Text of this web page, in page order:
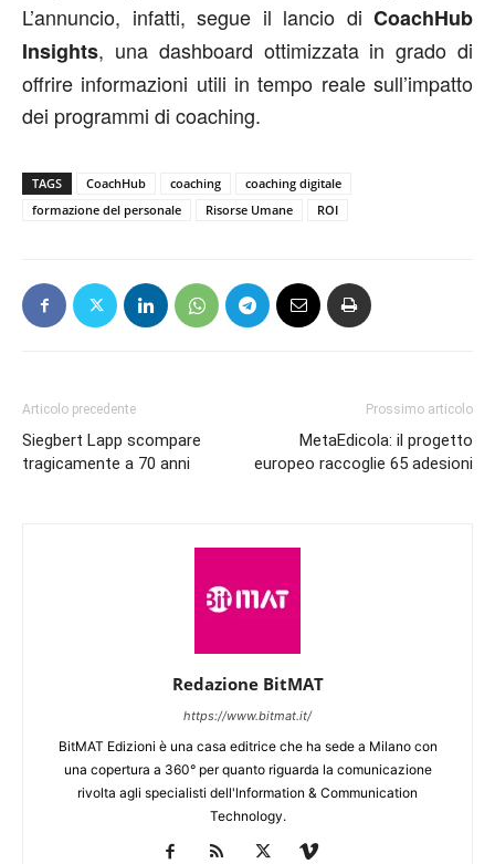
L’annuncio, infatti, segue il lancio di CoachHub
Insights, una dashboard ottimizzata in grado di
offrire informazioni utili in tempo reale sull’impatto
dei programmi di coaching.
TAGS CoachHub coaching
coaching digitale
formazione del personale
Risorse Umane ROI
Articolo precedente
Siegbert Lapp scompare
tragicamente a 70 anni
Prossimo articolo
MetaEdicola: il progetto
europeo raccoglie 65 adesioni
Redazione BitMAT
https://www.bitmat.it/
BitMAT Edizioni è una casa editrice che ha sede a Milano con
una copertura a 360° per quanto riguarda la comunicazione
rivolta agli specialisti dell'lnformation & Communication
Technology.